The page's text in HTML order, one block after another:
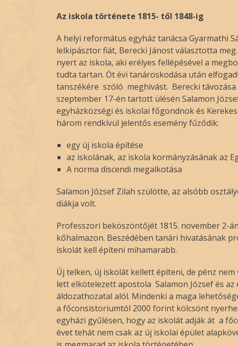
Az iskola története 1815- től 1848-ig
A helyi református egyház tanácsa Gyarmathi
lelkipásztor fiát, Berecki Jánost választotta
nyert az iskola, aki erélyes fellépésével a
tudta tartan. Öt évi tanároskodása után
tanszékére szóló meghívást. Berecki
szeptember 17-én tartott ülésén Salamon
egyházközségi és iskolai főgondnok és
három rendkívül jelentős esemény fűződik:
egy új iskola építése
az iskolának, az iskola kormányzásának az
A norma discendi megalkotása
Salamon József Zilah szülötte, az alsóbb
diákja volt.
Professzori beköszöntőjét 1815. november 2-
kőhalmazon. Beszédében tanári hivatásának
iskolát kell építeni mihamarabb.
Új telken, új iskolát kellett építeni, de pénz
lett elkötelezett apostola Salamon József és
áldozathozatal alól. Mindenki a maga
a főconsistoriumtól 2000 forint kölcsönt
egyházi gyűlésen, hogy az iskolát adják át a
évet tehát nem csak az új iskolai épület